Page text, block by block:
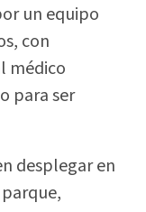
un equipo
con
médico
para ser
desplegar en